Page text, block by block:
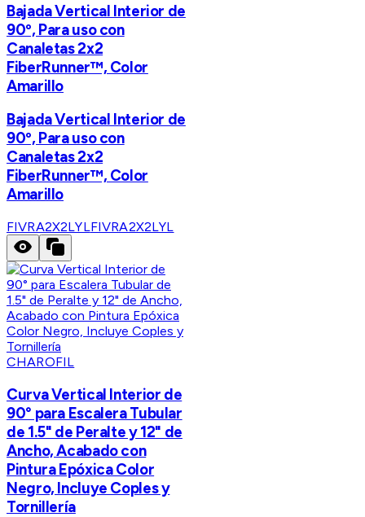
Bajada Vertical Interior de
90º, Para uso con
Canaletas 2x2
FiberRunner™, Color
Amarillo
Bajada Vertical Interior de
90º, Para uso con
Canaletas 2x2
FiberRunner™, Color
Amarillo
FIVRA2X2LYLFIVRA2X2LYL
CHAROFIL
Curva Vertical Interior de
90° para Escalera Tubular
de 1.5" de Peralte y 12" de
Ancho, Acabado con
Pintura Epóxica Color
Negro, Incluye Coples y
Tornillería